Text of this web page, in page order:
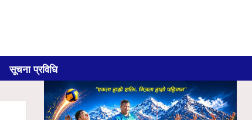
सूचना प्रविधि